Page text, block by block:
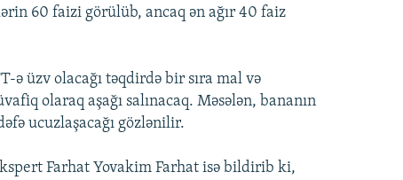
60 faizi görülüb, ancaq ən ağır 40 faiz
ə üzv olacağı təqdirdə bir sıra mal və
olaraq aşağı salınacaq. Məsələn, bananın
ucuzlaşacağı gözlənilir.
Farhat Yovakim Farhat isə bildirib ki,